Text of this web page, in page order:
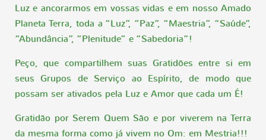
Luz e ancorarmos em vossas vidas e em nosso Amado
Planeta Terra, toda a “Luz”, “Paz”, “Maestria”, “Saúde”,
“Abundância”, “Plenitude” e “Sabedoria”!
Peço, que compartilhem suas Gratidões entre si em
seus Grupos de Serviço ao Espírito, de modo que
possam ser ativados pela Luz e Amor que cada um É!
Gratidão por Serem Quem São e por viverem na Terra
da mesma forma como já vivem no Om: em Mestria!!!